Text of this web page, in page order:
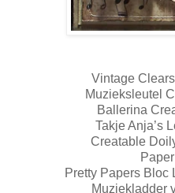
Vintage
Muzieksleutel
Ballerina
Takje Anja’s
Creatable
Pretty Papers Bloc
Muziekladder